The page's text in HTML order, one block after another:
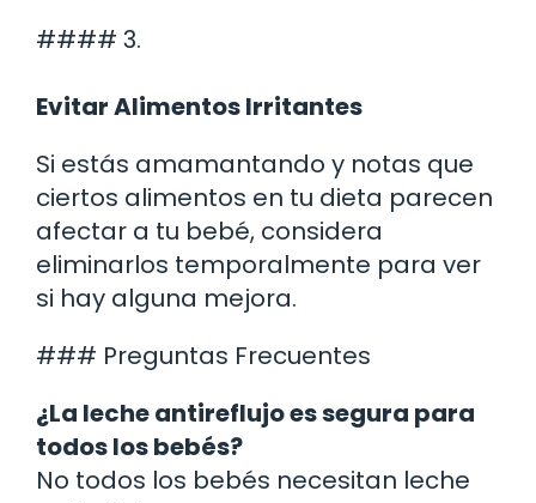
#### 3.
Evitar Alimentos Irritantes
Si estás amamantando y notas que
ciertos alimentos en tu dieta parecen
afectar a tu bebé, considera
eliminarlos temporalmente para ver
si hay alguna mejora.
### Preguntas Frecuentes
¿La leche antireflujo es segura para
todos los bebés?
No todos los bebés necesitan leche